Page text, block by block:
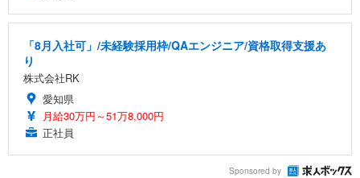
「8月入社可」/未経験採用枠/QAエンジニア/資格取得支援あ
り
株式会社RK
愛知県
月給30万円～51万8,000円
正社員
Sponsored by